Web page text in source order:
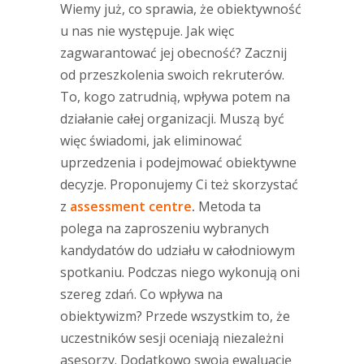
Wiemy już, co sprawia, że obiektywność
u nas nie występuje. Jak więc
zagwarantować jej obecność? Zacznij
od przeszkolenia swoich rekruterów.
To, kogo zatrudnią, wpływa potem na
działanie całej organizacji. Muszą być
więc świadomi, jak eliminować
uprzedzenia i podejmować obiektywne
decyzje. Proponujemy Ci też skorzystać
z assessment centre. Metoda ta
polega na zaproszeniu wybranych
kandydatów do udziału w całodniowym
spotkaniu. Podczas niego wykonują oni
szereg zdań. Co wpływa na
obiektywizm? Przede wszystkim to, że
uczestników sesji oceniają niezależni
asesorzy. Dodatkowo swoją ewaluację